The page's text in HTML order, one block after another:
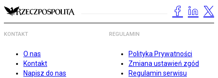
KONTAKT
O nas
Kontakt
Napisz do nas
REGULAMIN
Polityka Prywatności
Zmiana ustawień zgód
Regulamin serwisu